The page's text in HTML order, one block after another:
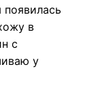
появилась
в
с
у